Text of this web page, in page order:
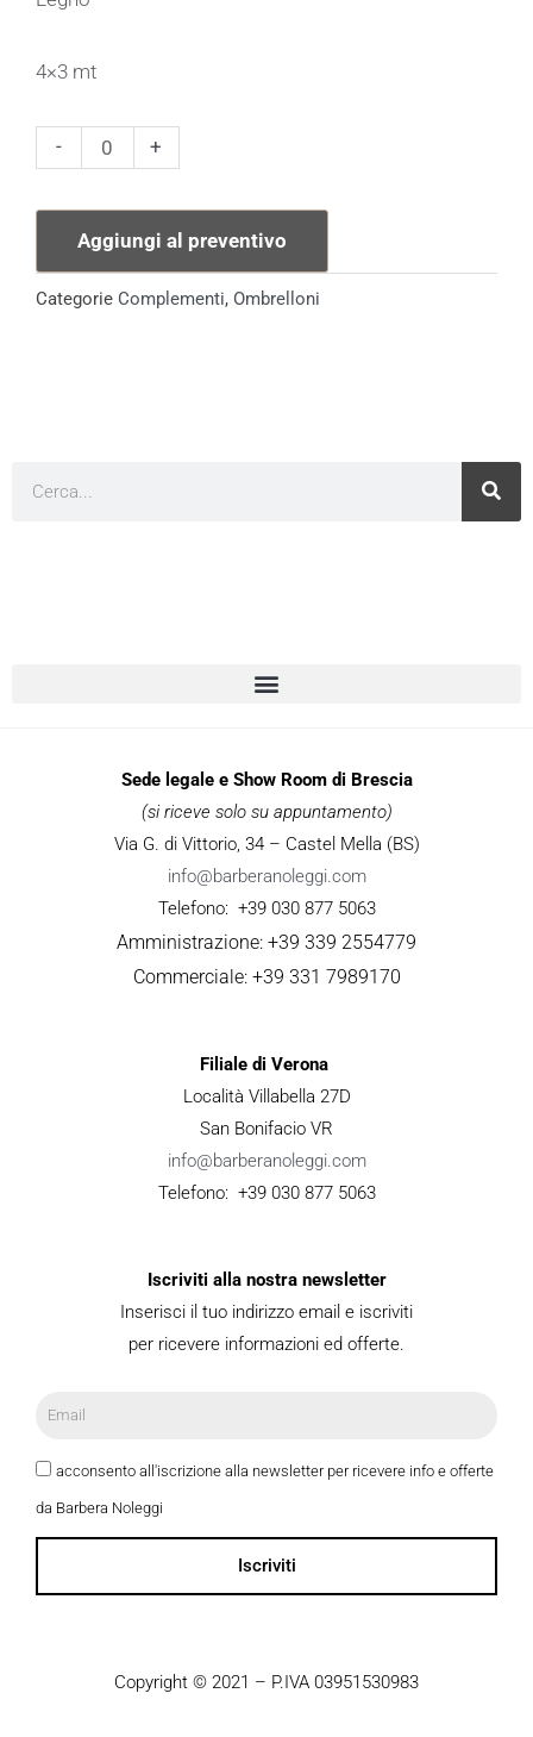
4×3 mt
-
Ombrellone
4X3
quantità
+
Aggiungi al preventivo
Categorie Complementi, Ombrelloni
Sede legale e Show Room di Brescia
(si riceve solo su appuntamento)
Via G. di Vittorio, 34 – Castel Mella (BS)
info@barberanoleggi.com
Telefono: +39 030 877 5063
Amministrazione: +39 339 2554779
Commerciale: +39 331 7989170
Filiale di Verona
Località Villabella 27D
San Bonifacio VR
info@barberanoleggi.com
Telefono: +39 030 877 5063
Iscriviti alla nostra newsletter
Inserisci il tuo indirizzo email e iscriviti
per ricevere informazioni ed offerte.
acconsento all'iscrizione alla newsletter per ricevere info e offerte
da Barbera Noleggi
Iscriviti
Copyright © 2021 – P.IVA 03951530983